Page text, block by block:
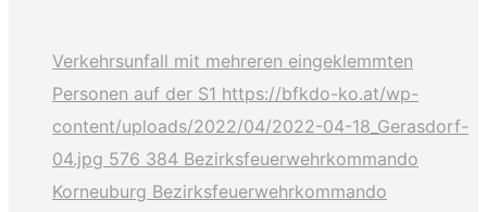
Verkehrsunfall mit mehreren eingeklemmten
Personen auf der S1 https://bfkdo-ko.at/wp-
content/uploads/2022/04/2022-04-18_Gerasdorf-
04.jpg 576 384 Bezirksfeuerwehrkommando
Korneuburg Bezirksfeuerwehrkommando